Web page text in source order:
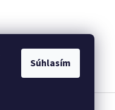
Súhlasím